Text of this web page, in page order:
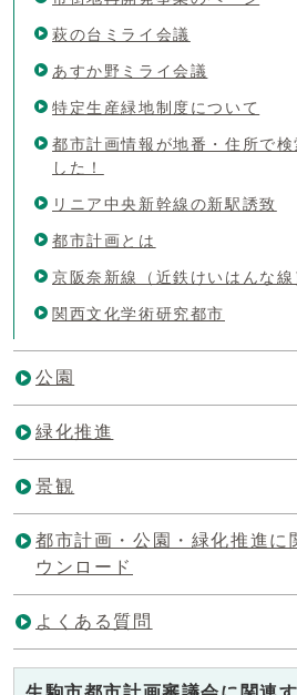
萩の台ミライ会議
あすか野ミライ会議
特定生産緑地制度について
都市計画情報が地番・住所で
した！
リニア中央新幹線の新駅誘致
都市計画とは
京阪奈新線（近鉄けいはんな線
関西文化学術研究都市
公園
緑化推進
景観
都市計画・公園・緑化推進に
ウンロード
よくある質問